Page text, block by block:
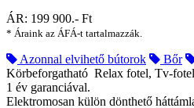
ÁR: 199 900.- Ft
* Áraink az ÁFÁ-t tartalmazzák.
Azonnal elvihető bútorok Bőr
Körbeforgatható Relax fotel, Tv-
1 év garanciával.
Elektromosan külön dönthető